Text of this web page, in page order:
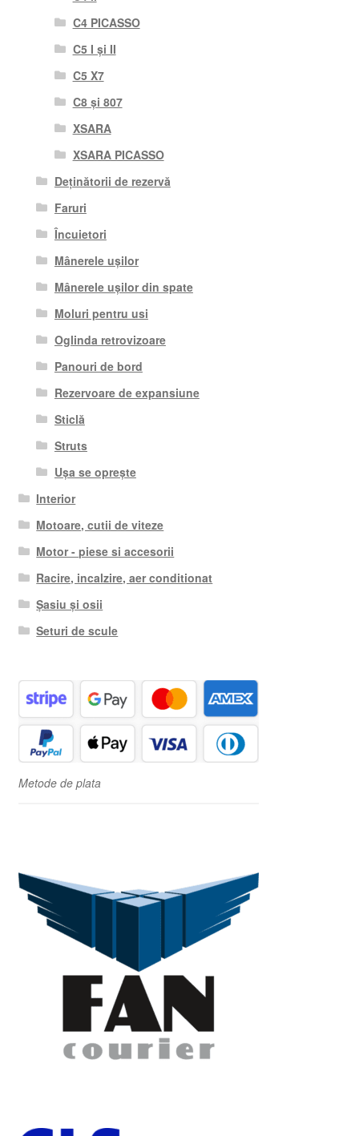
C4 PICASSO
C5 I și II
C5 X7
C8 și 807
XSARA
XSARA PICASSO
Deținătorii de rezervă
Faruri
Încuietori
Mânerele ușilor
Mânerele ușilor din spate
Moluri pentru usi
Oglinda retrovizoare
Panouri de bord
Rezervoare de expansiune
Sticlă
Struts
Ușa se oprește
Interior
Motoare, cutii de viteze
Motor - piese si accesorii
Racire, incalzire, aer conditionat
Șasiu și osii
Seturi de scule
Metode de plata